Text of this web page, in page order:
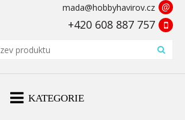
mada@hobbyhavirov.cz @
+420 608 887 757
KATEGORIE